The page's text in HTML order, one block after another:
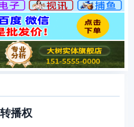
播权